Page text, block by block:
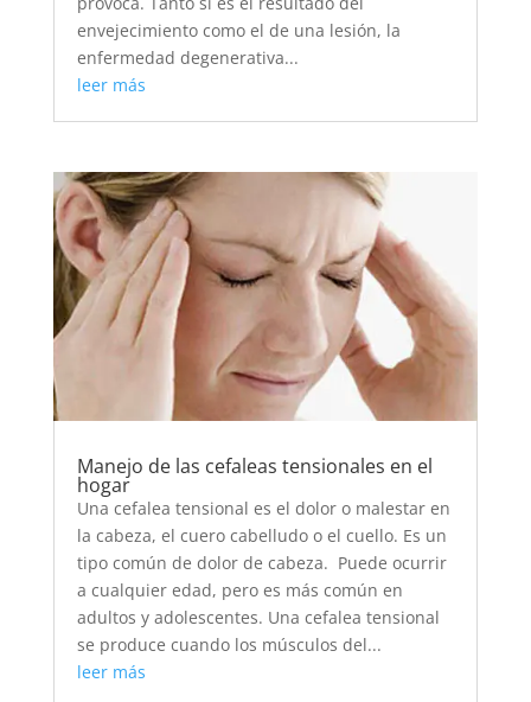
envejecimiento como el de una lesión, la
enfermedad degenerativa...
leer más
Manejo de las cefaleas tensionales en el
hogar
Una cefalea tensional es el dolor o malestar en
la cabeza, el cuero cabelludo o el cuello. Es un
tipo común de dolor de cabeza. Puede ocurrir
a cualquier edad, pero es más común en
adultos y adolescentes. Una cefalea tensional
se produce cuando los músculos del...
leer más